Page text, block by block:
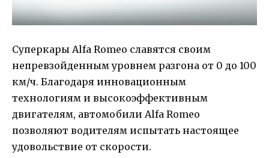
Суперкары Alfa Romeo славятся своим
непревзойденным уровнем разгона от 0 до 100
км/ч. Благодаря инновационным
технологиям и высокоэффективным
двигателям, автомобили Alfa Romeo
позволяют водителям испытать настоящее
удовольствие от скорости.